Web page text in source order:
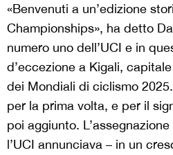
«Benvenuti a un’edizione
Championships», ha detto
numero uno dell’UCI e in
d’eccezione a Kigali,
dei Mondiali di ciclismo
per la prima volta, e per il
poi aggiunto.
l’UCI annunciava – in un